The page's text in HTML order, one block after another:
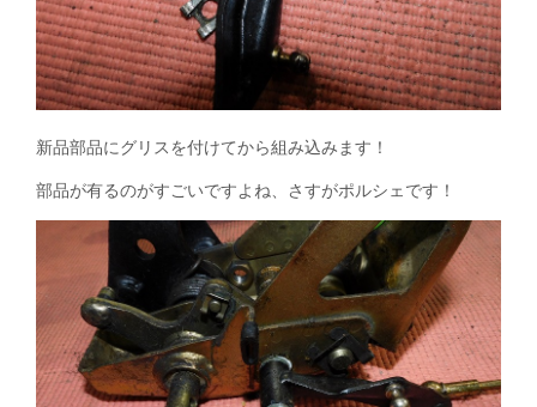
新品部品にグリスを付けてから組み込みます！
部品が有るのがすごいですよね、さすがポルシェです！